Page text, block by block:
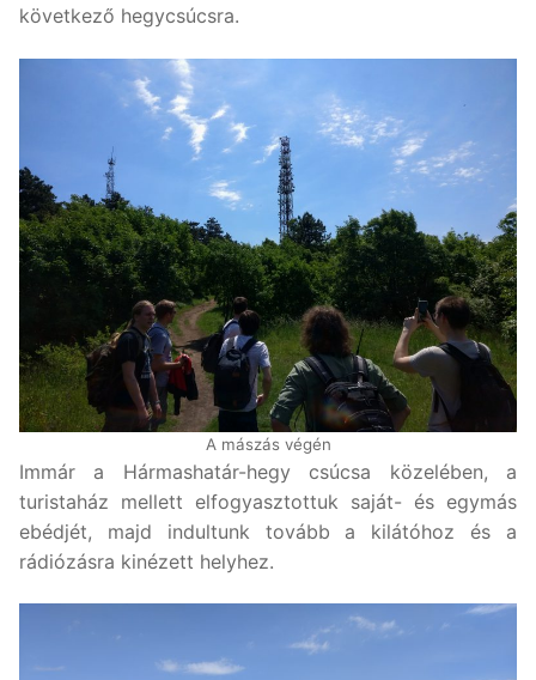
következő hegycsúcsra.
A mászás végén
Immár a Hármashatár-hegy csúcsa közelében, a
turistaház mellett elfogyasztottuk saját- és egymás
ebédjét, majd indultunk tovább a kilátóhoz és a
rádiózásra kinézett helyhez.